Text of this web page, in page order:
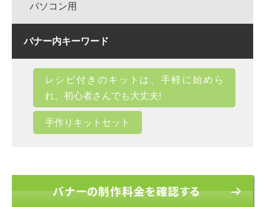
パソコン用
バナー内キーワード
レシピ付きのキットは、手軽に始めら
れ、初心者さんでも大丈夫!
手作りキットセット
バナーの制作料金を確認する